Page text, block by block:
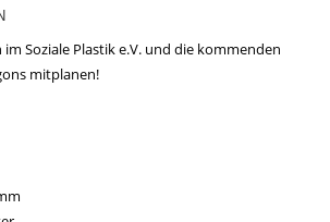
Soziale Plastik e.V. und die kommenden
mitplanen!